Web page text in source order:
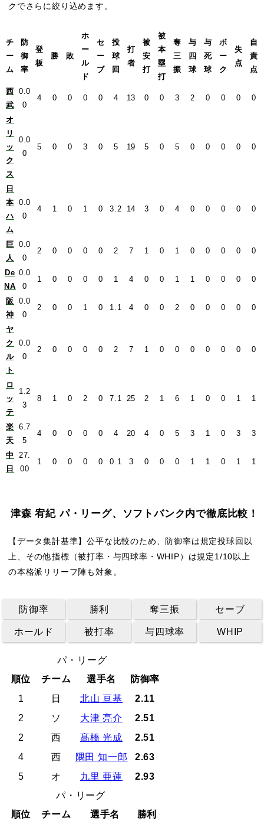
クでさらに絞り込めます。
チ
ー
ム
防
御
率
登
板
勝 敗
ホ
ー
ル
ド
セ
ー
ブ
投
球
回
打
者
被
安
打
被
本
塁
打
奪
三
振
与
四
球
与
死
球
ボ
ー
ク
失
点
自
責
点
西
武
0.0
0
4 0 0 0 0 4 13 0 0 3 2 0 0 0 0
オ
リ
ッ
ク
ス
0.0
0
5 0 0 3 0 5 19 5 0 5 0 0 0 0 0
日
本
ハ
ム
0.0
0
4 1 0 1 0 3.2 14 3 0 4 0 0 0 0 0
巨
人
0.0
0
2 0 0 0 0 2 7 1 0 1 0 0 0 0 0
De
NA
0.0
0
1 0 0 0 0 1 4 0 0 1 1 0 0 0 0
阪
神
0.0
0
2 0 0 1 0 1.1 4 0 0 2 0 0 0 0 0
ヤ
ク
ル
ト
0.0
0
2 0 0 0 0 2 7 1 0 0 0 0 0 0 0
ロ
ッ
テ
1.2
3
8 1 0 2 0 7.1 25 2 1 6 1 0 0 1 1
楽
天
6.7
5
4 0 0 0 0 4 20 4 0 5 3 1 0 3 3
中
日
27.
00
1 0 0 0 0 0.1 3 0 0 0 1 1 0 1 1
津森 宥紀 パ・リーグ、ソフトバンク内で徹底比較！
【データ集計基準】公平な比較のため、防御率は規定投球回以
上、その他指標（被打率・与四球率・WHIP）は規定1/10以上
の本格派リリーフ陣も対象。
防御率 勝利 奪三振 セーブ
ホールド 被打率 与四球率 WHIP
パ・リーグ
順位
チーム 選手名
防御率
1
日 北山 亘基
2.11
2
ソ 大津 亮介
2.51
2
西 髙橋 光成
2.51
4
西 隅田 知一郎
2.63
5
オ 九里 亜蓮
2.93
パ・リーグ
順位
チーム 選手名 勝利